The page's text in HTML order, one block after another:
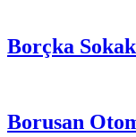
Borçka
Borusan